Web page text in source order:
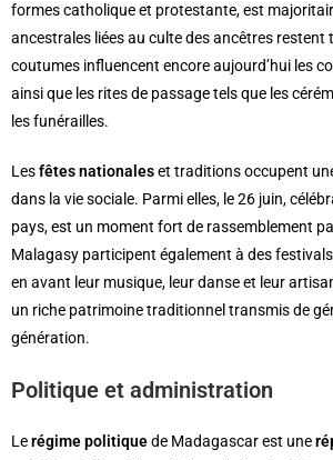
formes catholique et protestante, est
ancestrales liées au culte des ancêtres restent
coutumes influencent encore aujourd’hui les
ainsi que les rites de passage tels que les
les funérailles.
Lesfêtes nationaleset traditions occupent
dans la vie sociale. Parmi elles, le 26 juin,
pays, est un moment fort de rassemblement
Malagasy participent également à des
en avant leur musique, leur danse et leur
un riche patrimoine traditionnel transmis de
génération.
Politique et administration
Lerégime politiquede Madagascar est une